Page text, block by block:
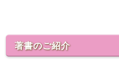
著書のご紹介